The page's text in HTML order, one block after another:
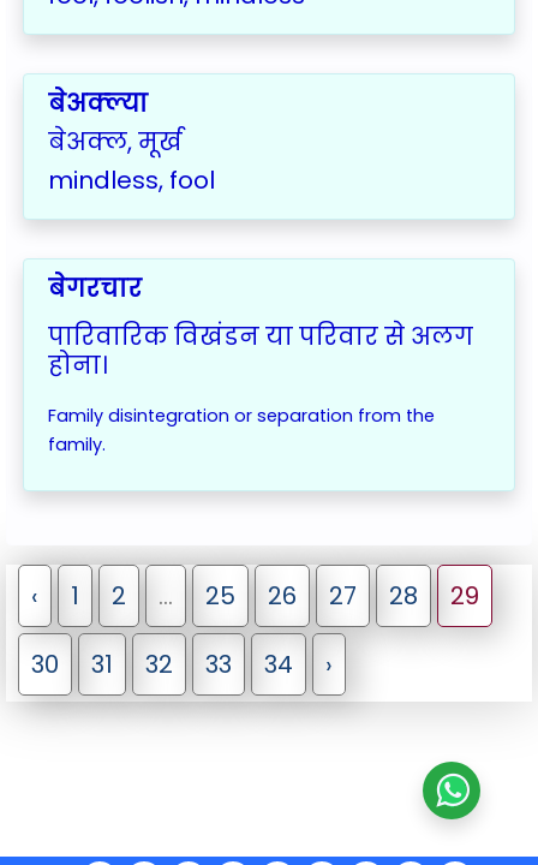
बेअक्ल्या
बेअक्ल, मूर्ख
mindless, fool
बेगरचार
पारिवारिक विखंडन या परिवार से अलग
होना।
Family disintegration or separation from the
family.
‹ 1 2 ... 25 26 27 28 29
30 31 32 33 34 ›